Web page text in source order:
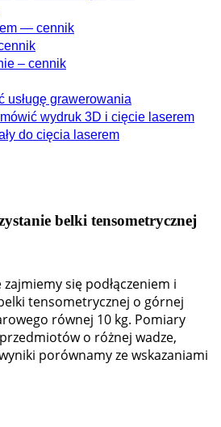
— cennik
– cennik
usługę grawerowania
wydruk 3D i cięcie laserem
do cięcia laserem
belki tensometrycznej
się podłączeniem i
tensometrycznej o górnej
równej 10 kg. Pomiary
o różnej wadze,
porównamy ze wskazaniami